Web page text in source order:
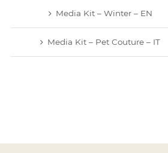
Media Kit – Winter – EN
Media Kit – Pet Couture – IT